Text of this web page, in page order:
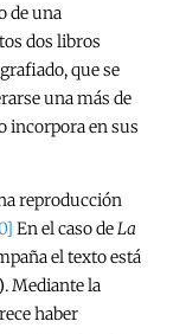
de una
dos libros
que se
una más de
incorpora en sus
reproducción
En el caso deLa
el texto está
. Mediante la
haber